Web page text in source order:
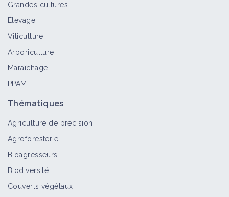
Grandes cultures
Élevage
Viticulture
Arboriculture
Maraîchage
PPAM
Thématiques
Agriculture de précision
Agroforesterie
Bioagresseurs
Biodiversité
Couverts végétaux